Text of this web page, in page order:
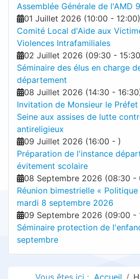
Assemblée Générale de l'AMD
01 Juillet 2026 (10:00 - 12:00)
Comité Local d'Aide aux
Violences Intrafamiliales
02 Juillet 2026 (09:30 - 15:30
Séminaire des élus en charge
département
08 Juillet 2026 (14:30 - 16:30
Invitation de Monsieur le
Seine aux assises de lutte
antireligieux
09 Juillet 2026 (16:00 - )
Préparation de l'instance
évitement scolaire
08 Septembre 2026 (08:30 -
Réunion bimestrielle «
mardi 8 septembre 2026
09 Septembre 2026 (09:00 -
Séminaire protection de
septembre